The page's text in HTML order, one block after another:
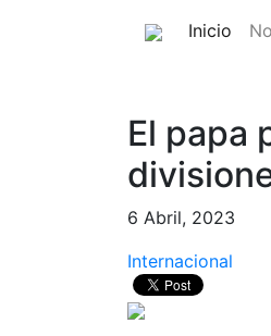
Inicio
El papa
6 Abril, 2023
Internacional